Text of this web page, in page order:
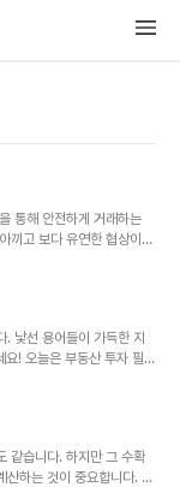
통해 안전하게 거래하는
끼고 보다 유연한 협상이
필수입니다. 오늘은 부동
래란 공인중개사를 통하
. 수수료를 절약할 수 있
장점:중개 수수료 절감매
적 분쟁 위험 증가서류 준
낯선 용어들이 가득한 지
! 오늘은 부동산 투자 필수
릴게요. 이 글 하나로 복
Ratio)의 줄임말로, 쉽게
지표입니다.✔️ 공
게 풀어보기:한 달에
같습니다. 하지만 그 수확
산하는 것이 중요합니다. 어